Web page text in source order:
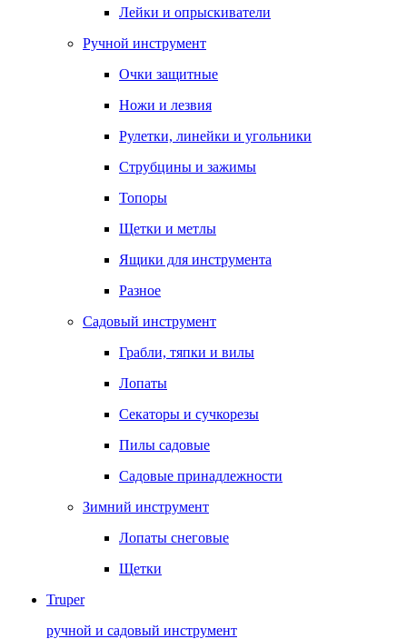
Лейки и опрыскиватели
Ручной инструмент
Очки защитные
Ножи и лезвия
Рулетки, линейки и угольники
Струбцины и зажимы
Топоры
Щетки и метлы
Ящики для инструмента
Разное
Садовый инструмент
Грабли, тяпки и вилы
Лопаты
Секаторы и сучкорезы
Пилы садовые
Садовые принадлежности
Зимний инструмент
Лопаты снеговые
Щетки
Truper
ручной и садовый инструмент